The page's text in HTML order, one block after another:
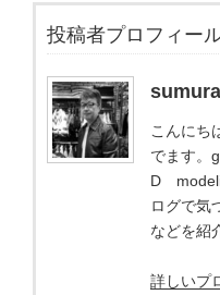
投稿者プロフィー
こんにち
でます。
D
ログで気
などを紹
詳しいプ